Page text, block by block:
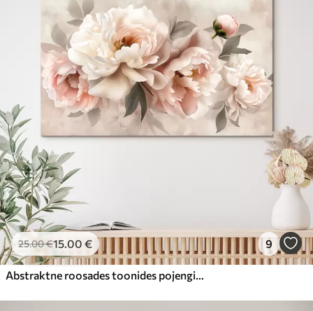
25.00€15.00 € 9
Abstraktne roosades toonides pojengide kimp